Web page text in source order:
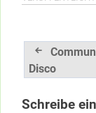
Disco
Schreibe